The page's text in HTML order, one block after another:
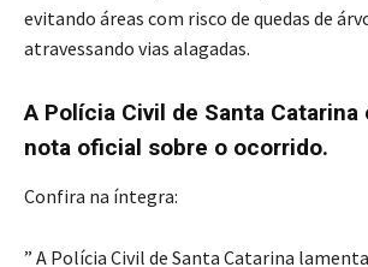
evitando áreas com risco de quedas de
atravessando vias alagadas.
A Polícia Civil de Santa
nota oficial sobre o ocorrido.
Confira na íntegra:
” A Polícia Civil de Santa Catarina